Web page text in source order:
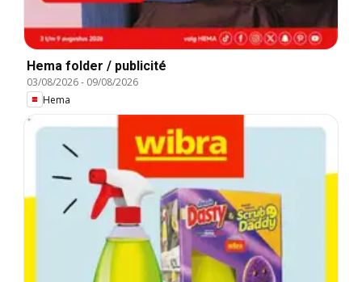
Hema folder / publicité
03/08/2026- 09/08/2026
Hema